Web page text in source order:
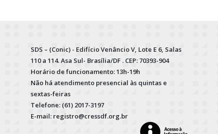
SDS – (Conic) - Edifício Venâncio V, Lote E 6, Salas
110 a 114. Asa Sul- Brasília/DF . CEP: 70393-904
Horário de funcionamento: 13h-19h
Não há atendimento presencial às quintas e
sextas-feiras
Telefone: (61) 2017-3197
E-mail: registro@cressdf.org.br